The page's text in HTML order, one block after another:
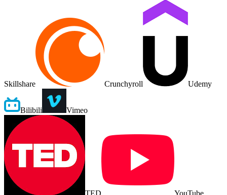
Skillshare Crunchyroll Udemy
Bilibili Vimeo